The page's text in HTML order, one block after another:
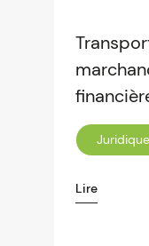
Juridique
Lire